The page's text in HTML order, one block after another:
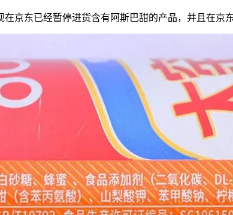
东已经暂停进货含有阿斯巴甜的产品，并且在京